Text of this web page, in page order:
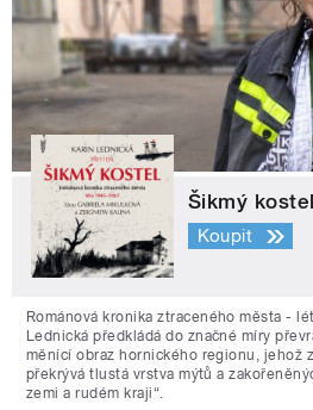
Šikmý
Koupit
Románová kronika ztraceného města -
Lednická předkládá do značné míry
měnící obraz hornického regionu, jehož
překrývá tlustá vrstva mýtů a
zemi a rudém kraji“.